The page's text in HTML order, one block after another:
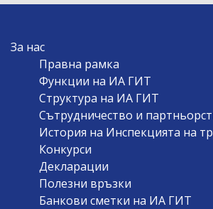
NAVIGATION
За нас
Правна рамка
Функции на ИА ГИТ
Структура на ИА ГИТ
Сътрудничество и
История на Инспекцията на
Конкурси
Декларации
Полезни връзки
Банкови сметки на ИА ГИТ